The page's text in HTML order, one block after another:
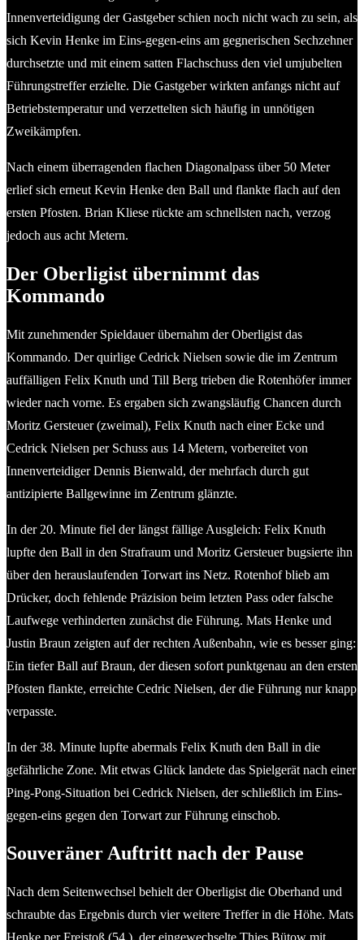
Innenverteidigung der Gastgeber schien noch nicht wach zu sein, als
sich Kevin Henke im Eins-gegen-eins am gegnerischen Sechzehner
durchsetzte und mit einem satten Flachschuss den viel umjubelten
Führungstreffer erzielte. Die Gastgeber wirkten anfangs nicht auf
Betriebstemperatur und verzettelten sich häufig in unnötigen
Zweikämpfen.
Nach einem überragenden flachen Diagonalpass über 50 Meter
erlief sich erneut Kevin Henke den Ball und flankte flach auf den
ersten Pfosten. Brian Kliese rückte am schnellsten nach, verzog
jedoch aus acht Metern.
Der Oberligist übernimmt das
Kommando
Mit zunehmender Spieldauer übernahm der Oberligist das
Kommando. Der quirlige Cedrick Nielsen sowie die im Zentrum
auffälligen Felix Knuth und Till Berg trieben die Rotenhöfer immer
wieder nach vorne. Es ergaben sich zwangsläufig Chancen durch
Moritz Gersteuer (zweimal), Felix Knuth nach einer Ecke und
Cedrick Nielsen per Schuss aus 14 Metern, vorbereitet von
Innenverteidiger Dennis Bienwald, der mehrfach durch gut
antizipierte Ballgewinne im Zentrum glänzte.
In der 20. Minute fiel der längst fällige Ausgleich: Felix Knuth
lupfte den Ball in den Strafraum und Moritz Gersteuer bugsierte ihn
über den herauslaufenden Torwart ins Netz. Rotenhof blieb am
Drücker, doch fehlende Präzision beim letzten Pass oder falsche
Laufwege verhinderten zunächst die Führung. Mats Henke und
Justin Braun zeigten auf der rechten Außenbahn, wie es besser ging:
Ein tiefer Ball auf Braun, der diesen sofort punktgenau an den ersten
Pfosten flankte, erreichte Cedric Nielsen, der die Führung nur knapp
verpasste.
In der 38. Minute lupfte abermals Felix Knuth den Ball in die
gefährliche Zone. Mit etwas Glück landete das Spielgerät nach einer
Ping-Pong-Situation bei Cedrick Nielsen, der schließlich im Eins-
gegen-eins gegen den Torwart zur Führung einschob.
Souveräner Auftritt nach der Pause
Nach dem Seitenwechsel behielt der Oberligist die Oberhand und
schraubte das Ergebnis durch vier weitere Treffer in die Höhe. Mats